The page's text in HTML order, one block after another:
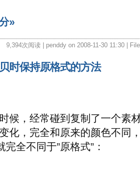
»
9,394次阅读 | penddy on 2008-11-30 11:30 |
时保持原格式的方法
候，经常碰到复制了一个素
化，完全和原来的颜色不同
完全不同于”原格式”：